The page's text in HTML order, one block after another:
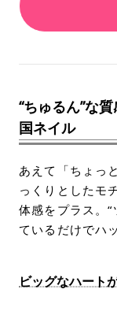
“ちゅるん”な
国ネイル
あえて「ちょっ
っくりとしたモ
体感をプラス。
ているだけでハ
ビッグなハート